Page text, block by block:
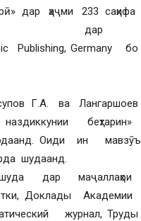
дар ҳаҷми 233 саҳифа
дар
Publishing, Germany бо
Г.А. ва Лангаршоев
беҳтарин»
Оиди ин мавзӯъ
оварда шудаанд.
дар маҷаллаҳои
Доклады Академии
журнал, Труды